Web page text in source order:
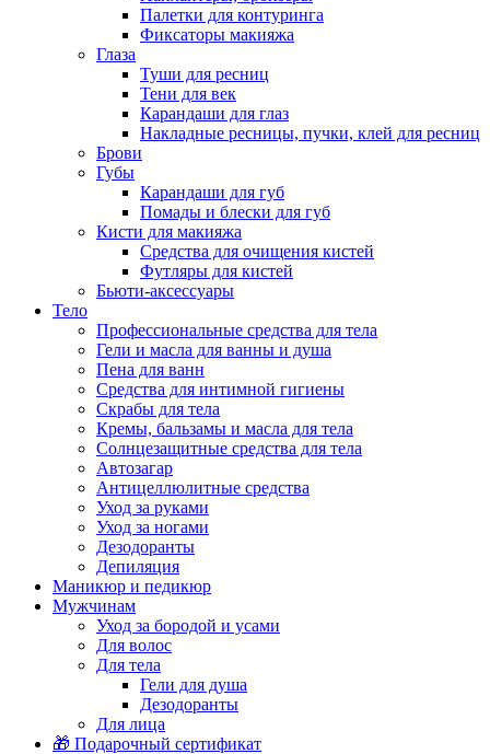
Палетки для контуринга
Фиксаторы макияжа
Глаза
Туши для ресниц
Тени для век
Карандаши для глаз
Накладные ресницы, пучки, клей для ресниц
Брови
Губы
Карандаши для губ
Помады и блески для губ
Кисти для макияжа
Средства для очищения кистей
Футляры для кистей
Бьюти-аксессуары
Тело
Профессиональные средства для тела
Гели и масла для ванны и душа
Пена для ванн
Средства для интимной гигиены
Скрабы для тела
Кремы, бальзамы и масла для тела
Солнцезащитные средства для тела
Автозагар
Антицеллюлитные средства
Уход за руками
Уход за ногами
Дезодоранты
Депиляция
Маникюр и педикюр
Мужчинам
Уход за бородой и усами
Для волос
Для тела
Гели для душа
Дезодоранты
Для лица
🎁 Подарочный сертификат